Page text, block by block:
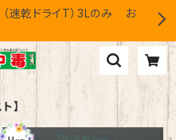
（速乾ドライT）3Lのみ お
】